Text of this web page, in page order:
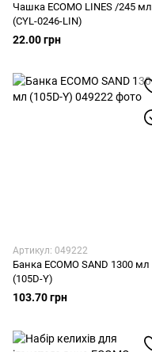
Чашка ECOMO LINES /245 мл
(CYL-0246-LIN)
22.00 грн
Артикул: 049222
Банка ECOMO SAND 1300 мл
(105D-Y)
103.70 грн